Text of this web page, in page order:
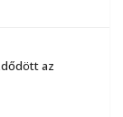
az